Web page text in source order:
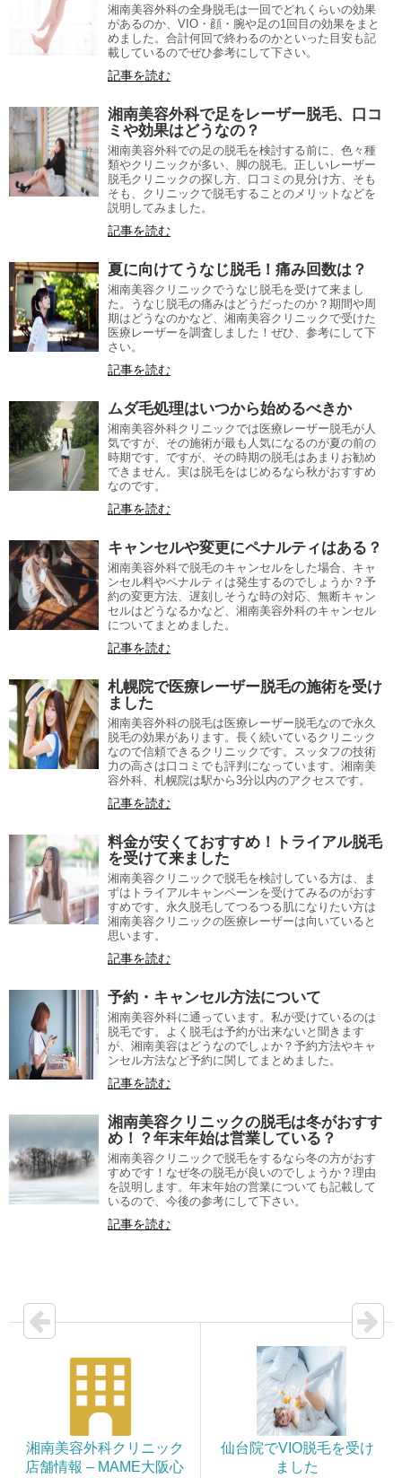
湘南美容外科の全身脱毛は一回でどれくらいの効果
があるのか、VIO・顔・腕や足の1回目の効果をまと
めました。合計何回で終わるのかといった目安も記
載しているのでぜひ参考にして下さい。
記事を読む
湘南美容外科で足をレーザー脱毛、口コ
ミや効果はどうなの？
湘南美容外科での足の脱毛を検討する前に、色々種
類やクリニックが多い、脚の脱毛。正しいレーザー
脱毛クリニックの探し方、口コミの見分け方、そも
そも、クリニックで脱毛することのメリットなどを
説明してみました。
記事を読む
夏に向けてうなじ脱毛！痛み回数は？
湘南美容クリニックでうなじ脱毛を受けて来まし
た。うなじ脱毛の痛みはどうだったのか？期間や周
期はどうなのかなど、湘南美容クリニックで受けた
医療レーザーを調査しました！ぜひ、参考にして下
さい。
記事を読む
ムダ毛処理はいつから始めるべきか
湘南美容外科クリニックでは医療レーザー脱毛が人
気ですが、その施術が最も人気になるのが夏の前の
時期です。ですが、その時期の脱毛はあまりお勧め
できません。実は脱毛をはじめるなら秋がおすすめ
なのです。
記事を読む
キャンセルや変更にペナルティはある？
湘南美容外科で脱毛のキャンセルをした場合、キャ
ンセル料やペナルティは発生するのでしょうか？予
約の変更方法、遅刻しそうな時の対応、無断キャン
セルはどうなるかなど、湘南美容外科のキャンセル
についてまとめました。
記事を読む
札幌院で医療レーザー脱毛の施術を受け
ました
湘南美容外科の脱毛は医療レーザー脱毛なので永久
脱毛の効果があります。長く続いているクリニック
なので信頼できるクリニックです。スッタフの技術
力の高さは口コミでも評判になっています。湘南美
容外科、札幌院は駅から3分以内のアクセスです。
記事を読む
料金が安くておすすめ！トライアル脱毛
を受けて来ました
湘南美容クリニックで脱毛を検討している方は、ま
ずはトライアルキャンペーンを受けてみるのがおす
すめです。永久脱毛してつるつる肌になりたい方は
湘南美容クリニックの医療レーザーは向いていると
思います。
記事を読む
予約・キャンセル方法について
湘南美容外科に通っています。私が受けているのは
脱毛です。よく脱毛は予約が出来ないと聞きます
が、湘南美容はどうなのでしょか？予約方法やキャ
ンセル方法など予約に関してまとめました。
記事を読む
湘南美容クリニックの脱毛は冬がおすす
め！？年末年始は営業している？
湘南美容クリニックで脱毛をするなら冬の方がおす
すめです！なぜ冬の脱毛が良いのでしょうか？理由
を説明します。年末年始の営業についても記載して
いるので、今後の参考にして下さい。
記事を読む
湘南美容外科クリニック
店舗情報 – MAME大阪心
仙台院でVIO脱毛を受け
ました